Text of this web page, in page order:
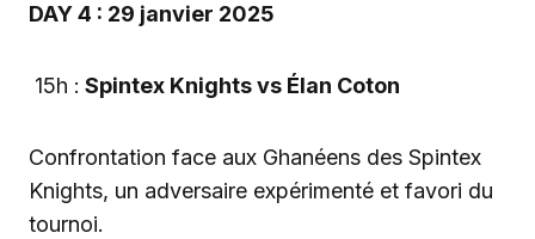
DAY 4 : 29 janvier 2025
15h : Spintex Knights vs Élan Coton
Confrontation face aux Ghanéens des Spintex
Knights, un adversaire expérimenté et favori du
tournoi.